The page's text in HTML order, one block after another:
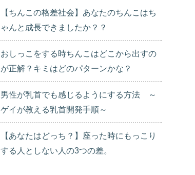
【ちんこの格差社会】あなたのちんこはち
ゃんと成長できましたか？？
おしっこをする時ちんこはどこから出すの
が正解？キミはどのパターンかな？
男性が乳首でも感じるようにする方法 ～
ゲイが教える乳首開発手順～
【あなたはどっち？】座った時にもっこり
する人としない人の3つの差。